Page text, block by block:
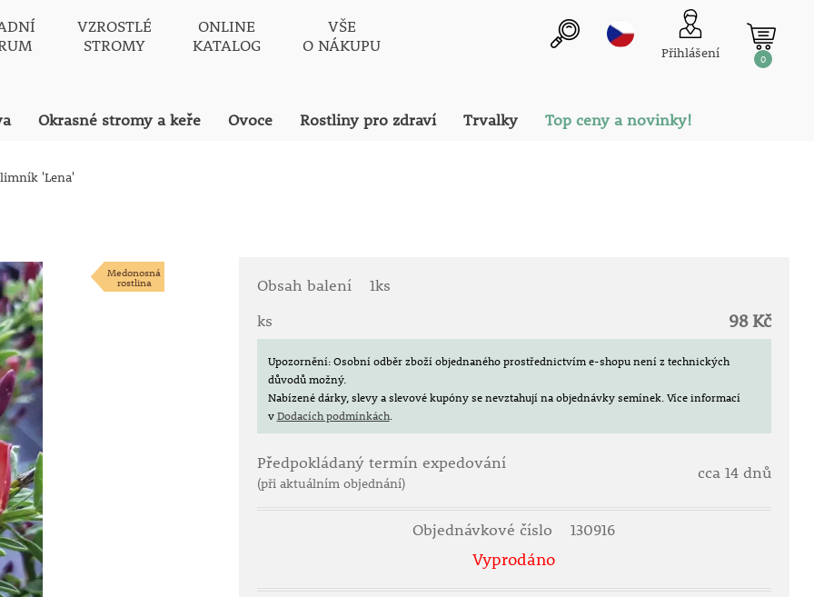
VZROSTLÉ
STROMY
ONLINE
KATALOG
VŠE
O NÁKUPU
Přihlášení 0
Okrasné stromy a keře Ovoce Rostliny pro zdraví Trvalky Top ceny a novinky!
'Lena'
Medonosná
rostlina Obsah balení
1ks
ks
98 Kč
Upozornění: Osobní odběr zboží objednaného prostřednictvím e-shopu není z technických
důvodů možný.
Nabízené dárky, slevy a slevové kupóny se nevztahují na objednávky semínek. Více informací
vDodacích podmínkách.
Předpokládaný termín expedování
(při aktuálním objednání)
cca 14 dnů
Objednávkové číslo 130916
Vyprodáno